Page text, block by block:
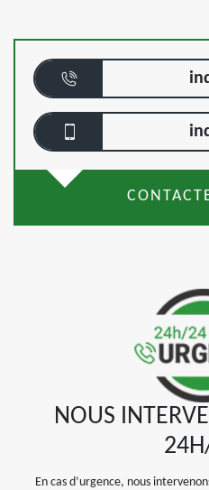
NOUS
En cas d’urgence, nous